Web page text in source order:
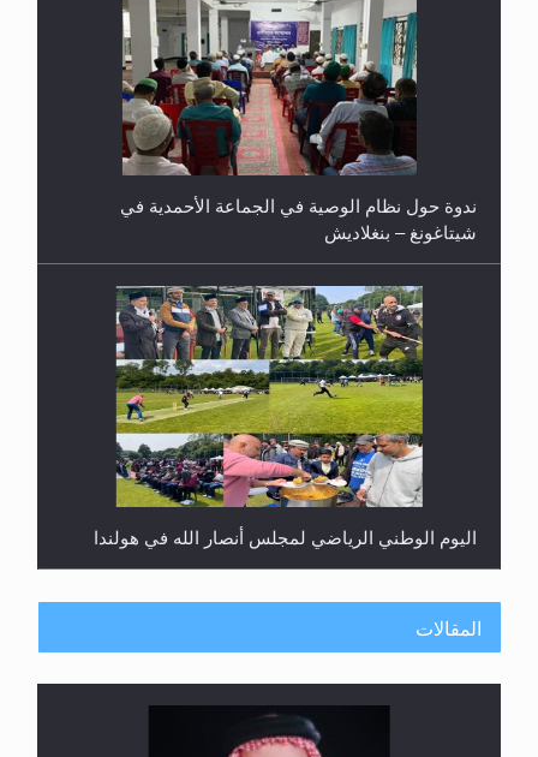
ندوة حول نظام الوصية في الجماعة الأحمدية في
شيتاغونغ – بنغلاديش
اليوم الوطني الرياضي لمجلس أنصار الله في هولندا
المقالات